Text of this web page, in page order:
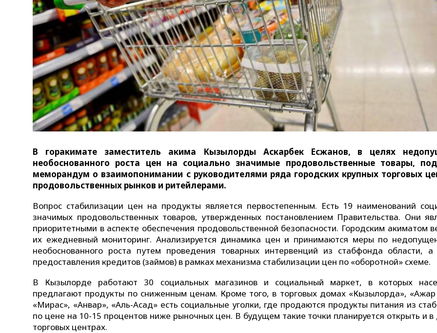
В горакимате заместитель акима Кызылорды Аскарбек Есжанов, в целях
необоснованного роста цен на социально значимые продовольственные товары,
меморандум о взаимопонимании с руководителями ряда городских крупных торговых
продовольственных рынков и ритейлерами.
Вопрос стабилизации цен на продукты является первостепенным. Есть 19 наименований
значимых продовольственных товаров, утвержденных постановлением Правительства. Они
приоритетными в аспекте обеспечения продовольственной безопасности. Городским акиматом
их ежедневный мониторинг. Анализируется динамика цен и принимаются меры по
необоснованного роста путем проведения товарных интервенций из стабфонда области,
предоставления кредитов (займов) в рамках механизма стабилизации цен по «оборотной» схеме.
В Кызылорде работают 30 социальных магазинов и социальный маркет, в которых
предлагают продукты по сниженным ценам. Кроме того, в торговых домах «Кызылорда», «Ажар
«Мирас», «Анвар», «Аль-Асад» есть социальные уголки, где продаются продукты питания из
по цене на 10-15 процентов ниже рыночных цен. В будущем такие точки планируется открыть и в
торговых центрах.